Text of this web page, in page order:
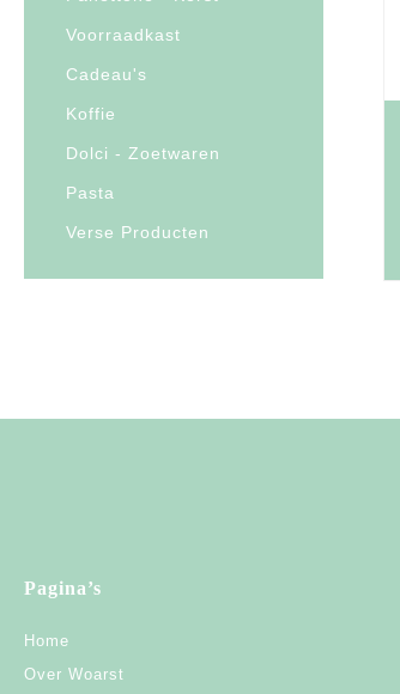
Voorraadkast
Cadeau's
Koffie
Dolci - Zoetwaren
Pasta
Verse Producten
Pagina’s
Home
Over Woarst